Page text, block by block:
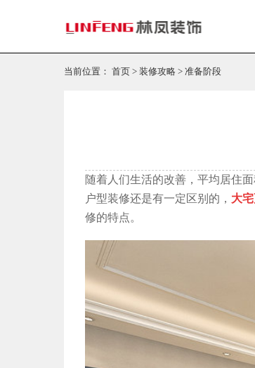
当前位置： 首页 > 装修攻略 > 准备阶段
随着人们生活的改善，平均居住
户型装修还是有一定区别的， 大
修的特点。